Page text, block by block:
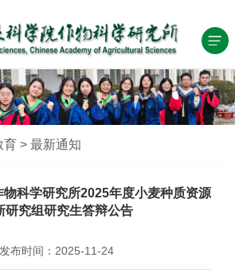
育 > 最新通知
物科学研究所2025年度小麦种质资源
研究组研究生答辩公告
发布时间：2025-11-24